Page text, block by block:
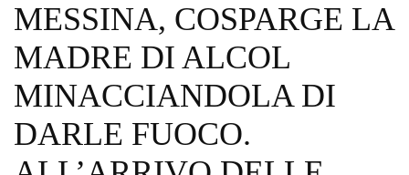
MESSINA, COSPARGE LA
MADRE DI ALCOL
MINACCIANDOLA DI
DARLE FUOCO.